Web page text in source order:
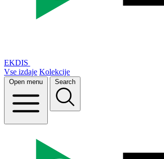
EKDIS
Vse izdaje Kolekcije
Open menu Search